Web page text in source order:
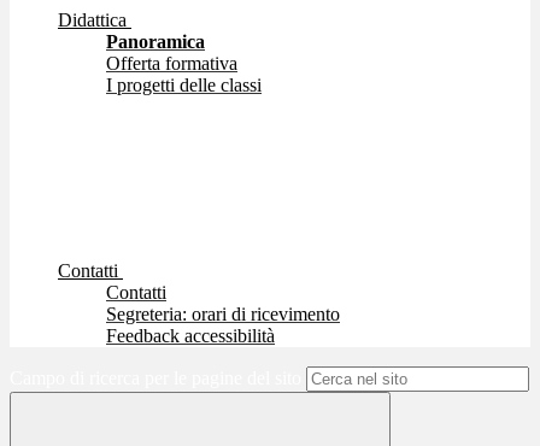
Didattica
Panoramica
Offerta formativa
I progetti delle classi
Contatti
Contatti
Segreteria: orari di ricevimento
Feedback accessibilità